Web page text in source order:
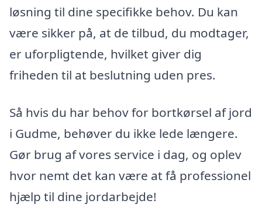
løsning til dine specifikke behov. Du kan
være sikker på, at de tilbud, du modtager,
er uforpligtende, hvilket giver dig
friheden til at beslutning uden pres.
Så hvis du har behov for bortkørsel af jord
i Gudme, behøver du ikke lede længere.
Gør brug af vores service i dag, og oplev
hvor nemt det kan være at få professionel
hjælp til dine jordarbejde!